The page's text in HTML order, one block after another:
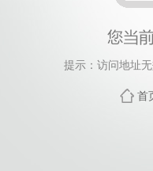
提示：访问地址
首